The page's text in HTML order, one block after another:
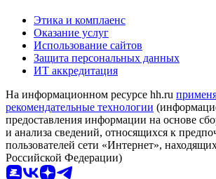
Этика и комплаенс
Оказание услуг
Использование сайтов
Защита персональных данных
ИТ аккредитация
На информационном ресурсе hh.ru
рекомендательные технологии
предоставления информации на основе
и анализа сведений, относящихся к
пользователей сети «Интернет»,
Российской Федерации)